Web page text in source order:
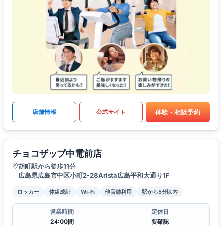
店舗情報 公式サイト 体験・相談予約
チョコザップ中電前店
胡町駅から徒歩11分
広島県広島市中区小町2-28Arista広島平和大通り1F
ロッカー 体組成計 Wi-Fi 他店舗利用 駅から5分以内
営業時間
24:00間
定休日
要確認